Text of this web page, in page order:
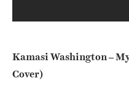
Kamasi Washington –
Cover)